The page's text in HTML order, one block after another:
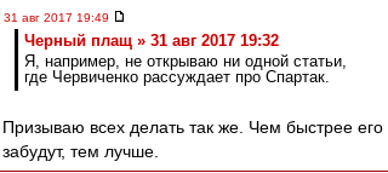
31 авг 2017 19:49
Черный плащ » 31 авг 2017 19:32
Я, например, не открываю ни одной статьи,
где Червиченко рассуждает про Спартак.
Призываю всех делать так же. Чем быстрее его
забудут, тем лучше.